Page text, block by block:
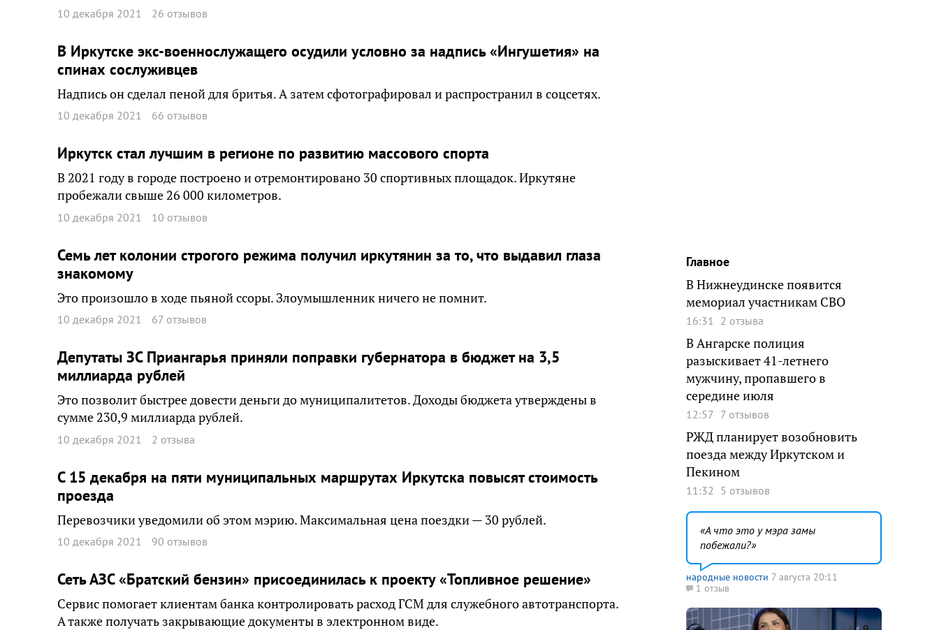
10 декабря 2021 26 отзывов
В Иркутске экс-военнослужащего осудили условно за надпись «Ингушетия» на
спинах сослуживцев
Надпись он сделал пеной для бритья. А затем сфотографировал и распространил в соцсетях.
10 декабря 2021 66 отзывов
Иркутск стал лучшим в регионе по развитию массового спорта
В 2021 году в городе построено и отремонтировано 30 спортивных площадок. Иркутяне
пробежали свыше 26 000 километров.
10 декабря 2021 10 отзывов
Семь лет колонии строгого режима получил иркутянин за то, что выдавил глаза
знакомому
Это произошло в ходе пьяной ссоры. Злоумышленник ничего не помнит.
10 декабря 2021 67 отзывов
Депутаты ЗС Приангарья приняли поправки губернатора в бюджет на 3,5
миллиарда рублей
Это позволит быстрее довести деньги до муниципалитетов. Доходы бюджета утверждены в
сумме 230,9 миллиарда рублей.
10 декабря 2021 2 отзыва
С 15 декабря на пяти муниципальных маршрутах Иркутска повысят стоимость
проезда
Перевозчики уведомили об этом мэрию. Максимальная цена поездки — 30 рублей.
10 декабря 2021 90 отзывов
Сеть АЗС «Братский бензин» присоединилась к проекту «Топливное решение»
Сервис помогает клиентам банка контролировать расход ГСМ для служебного автотранспорта.
А также получать закрывающие документы в электронном виде.
Главное
В Нижнеудинске появится
мемориал участникам СВО
16:31 2 отзыва
В Ангарске полиция
разыскивает 41-летнего
мужчину, пропавшего в
середине июля
12:57 7 отзывов
РЖД планирует возобновить
поезда между Иркутском и
Пекином
11:32 5 отзывов
А что это у мэра замы
побежали?
народные новости 7 августа 20:11
1 отзыв